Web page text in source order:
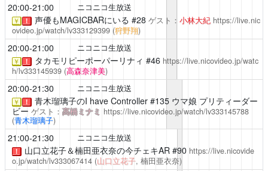
20:00-21:00 ニコニコ生放送
￥ ！ 声優もMAGICBARにいる #28 ゲスト： 小林大紀 https://live.nic
ovideo.jp/watch/lv333129399 (狩野翔)
20:00-21:00 ニコニコ生放送
￥ ！ タカモリピーポーパーリナィ #46 https://live.nicovideo.jp/watc
h/lv333145939 (高森奈津美)
20:00-21:30 ニコニコ生放送
￥ ！ 青木瑠璃子のI have Controller#135 ウマ娘 プリティーダー
ビーゲスト：髙橋ミナミ https://live.nicovideo.jp/watch/lv333145788
(青木瑠璃子)
21:00-21:30 ニコニコ生放送
！ 山口立花子＆楠田亜衣奈の今チェキAR#90 https://live.nicovide
o.jp/watch/lv333067414 (山口立花子, 楠田亜衣奈)